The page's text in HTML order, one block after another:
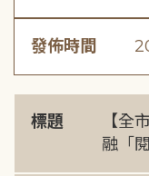
發佈時間
標題
【全
融「